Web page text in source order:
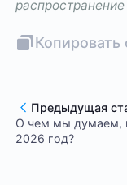
Копировать
Предыдущая
О чем мы думаем,
2026 год?